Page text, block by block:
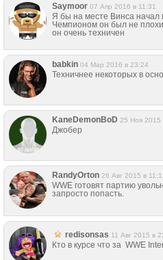
Saymoor 07 Апр 2016 в 11:31
Я бы на месте Винса начал
Чемпионом он был не
он очень техничен
babkin 04 Мар 2016 в 23:24
Техничнее некоторых в
KaneDemonBoD 25 Ноя 2015
Джобер
RandyОrton 26 Авг 2015 в
WWE готовят партию
запросто попасть.
redisonsas 11 Авг 2015 в
Кто в курсе что за WWE